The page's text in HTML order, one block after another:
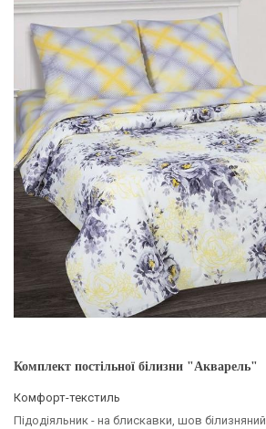
Комплект постільної білизни "Акварель"
Комфорт-текстиль
Підодіяльник - на блискавки, шов білизняний.